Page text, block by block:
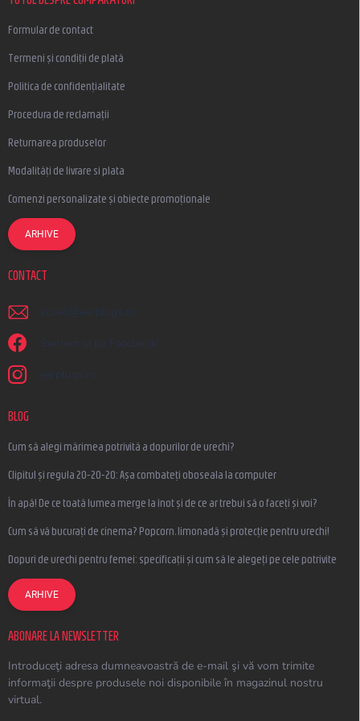
Formular de contact
Termeni și condiții de plată
Politica de confidențialitate
Procedura de reclamații
Returnarea produselor
Modalități de livrare si plata
Comenzi personalizate și obiecte promoționale
ARHIVE
CONTACT
scrieti @ earplugs.ro
Suntem și pe Facebook!
earplugs.ro
BLOG
Cum să alegi mărimea potrivită a dopurilor de urechi?
Clipitul și regula 20-20-20: Așa combateți oboseala la computer
În apă! De ce toată lumea merge la înot și de ce ar trebui să o faceți și voi?
Cum să vă bucurați de cinema? Popcorn, limonadă și protecție pentru urechi!
Dopuri de urechi pentru femei: specificații și cum să le alegeți pe cele potrivite
ARHIVE
ABONARE LA NEWSLETTER
Introduceţi adresa dumneavoastră de e-mail şi vă vom trimite
informaţii despre produsele noi disponibile în magazinul nostru
virtual.